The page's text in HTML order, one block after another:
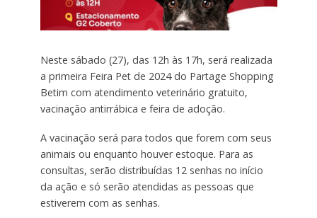
Neste sábado (27), das 12h às 17h, será realizada
a primeira Feira Pet de 2024 do Partage Shopping
Betim com atendimento veterinário gratuito,
vacinação antirrábica e feira de adoção.
A vacinação será para todos que forem com seus
animais ou enquanto houver estoque. Para as
consultas, serão distribuídas 12 senhas no início
da ação e só serão atendidas as pessoas que
estiverem com as senhas.